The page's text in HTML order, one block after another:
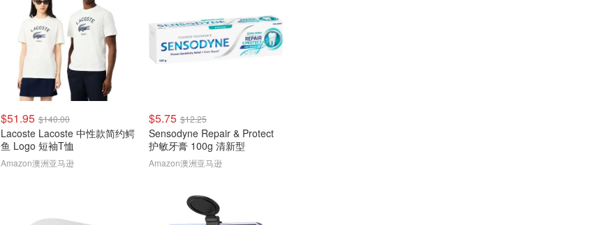
$51.95 $140.00
Lacoste Lacoste 中性款简约鳄
鱼 Logo 短袖T恤
Amazon澳洲亚马逊
$5.75 $12.25
Sensodyne Repair & Protect
护敏牙膏 100g 清新型
Amazon澳洲亚马逊